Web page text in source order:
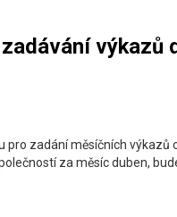
výkazů
zadání měsíčních výkazů
za měsíc duben,